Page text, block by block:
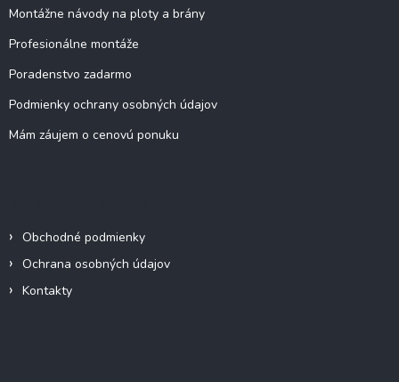
Montážne návody na ploty a brány
Profesionálne montáže
Poradenstvo zadarmo
Podmienky ochrany osobných údajov
Mám záujem o cenovú ponuku
Obchodné podmienky
Ochrana osobných údajov
Kontakty